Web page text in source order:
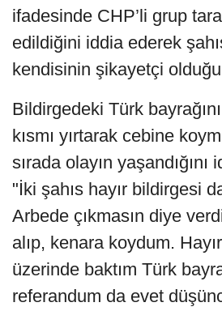
ifadesinde CHP’li grup
edildiğini iddia ederek
kendisinin şikayetçi
Bildirgedeki Türk
kısmı yırtarak cebine
sırada olayın
"İki şahıs hayır bildirgesi
Arbede çıkmasın diye
alıp, kenara koydum.
üzerinde baktım Türk
referandum da evet